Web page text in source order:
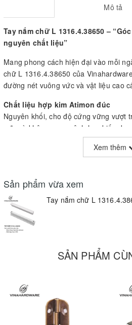
Mô tả
Tay nắm chữ L 1316.4.38650 –
nguyên chất liệu”
Mang phong cách hiện đại vào mỗi
chữ L 1316.4.38650 của
đường nét vuông vức và vật liệu cao
Chất liệu hợp kim Atimon đúc
Nguyên khối, cho độ cứng vững vượt
mẽ mà không cong vênh hay biến dạng.
Hoàn thiện nhôm tự nhiên
Bề mặt anodized mờ nhẹ nhàng, thể
Thiết kế chữ L tinh gọn
– Góc 90° chính xác, thân tay nắm
mạnh mẽ, hiện đại.
– Đế âm chìm: lắp đặt gọn gàng,
cho bề mặt tủ.
Đa dạng kích thước
việc…
Xem thêm
Sản phẩm vừa xem
Tay nắm chữ L
SẢN PHẨM